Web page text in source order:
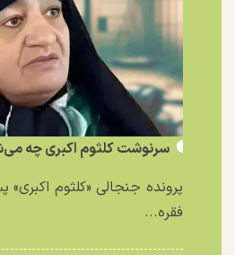
سرنوشت کلثوم اکبری چه
فقره...